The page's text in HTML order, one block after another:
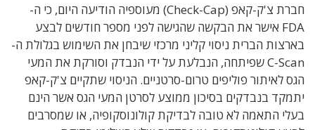
חברת צ'ק-קאפ (Check-Cap) מעוספיה הודיעה היום, כי ה-
FDA אישר את הבקשה שהגישה לפני מספר חודשים לבצע
בארצות הברית ניסוי קליני מרכזי שיבחן את השימוש בגלולת ה-
C-Scan שפיתחה, הנבלעת על ידי הנבדק וסורקת את המעי
הגס לאיתור פוליפים טרום-סרטניים. הניסוי שתקיים צ'ק-קאפ
יתמקד בנבדקים בסיכון ממוצע לסרטן המעי הגס אשר הינם
בעלי התאמה לא טובה לבדיקת קולונוסקופיה, או שמסרבים